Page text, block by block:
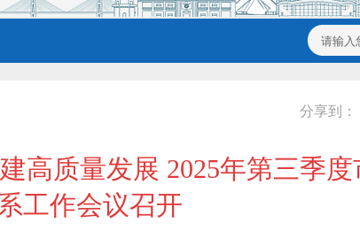
分享到：
高质量发展 2025年第三季
工作会议召开